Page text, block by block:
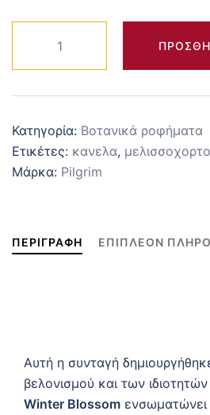
Blossom
ποσότητα
Κατηγορία: Βοτανικά ροφήματα
Ετικέτες: κανελα, μελισσοχορτο
Μάρκα: Pilgrim
ΠΕΡΙΓΡΑΦΉ ΕΠΙΠΛΈΟΝ
Αυτή η συνταγή
βελονισμού και των
Winter Blossom ενσωματώνει